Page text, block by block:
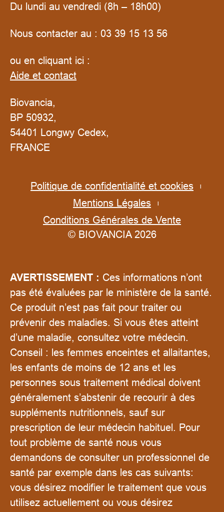
Du lundi au vendredi (8h – 18h00)
Nous contacter au : 03 39 15 13 56
ou en cliquant ici :
Aide et contact
Biovancia,
BP 50932,
54401 Longwy Cedex,
FRANCE
Politique de confidentialité et cookies
Mentions Légales
Conditions Générales de Vente
© BIOVANCIA 2026
AVERTISSEMENT : Ces informations n’ont
pas été évaluées par le ministère de la santé.
Ce produit n’est pas fait pour traiter ou
prévenir des maladies. Si vous êtes atteint
d’une maladie, consultez votre médecin.
Conseil : les femmes enceintes et allaitantes,
les enfants de moins de 12 ans et les
personnes sous traitement médical doivent
généralement s’abstenir de recourir à des
suppléments nutritionnels, sauf sur
prescription de leur médecin habituel. Pour
tout problème de santé nous vous
demandons de consulter un professionnel de
santé par exemple dans les cas suivants:
vous désirez modifier le traitement que vous
utilisez actuellement ou vous désirez